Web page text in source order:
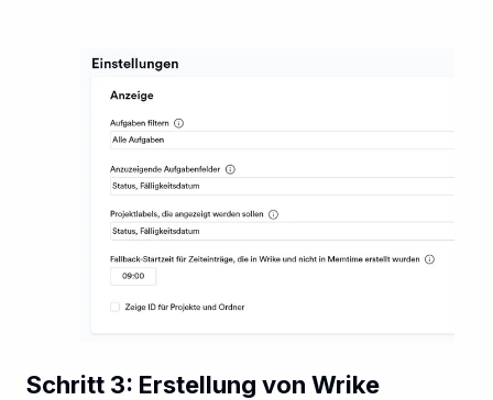
Schritt 3: Erstellung von Wrike